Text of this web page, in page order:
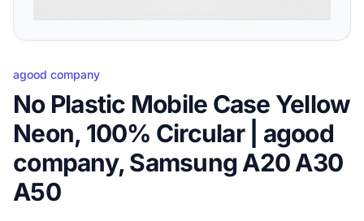
agood company
No Plastic Mobile Case Yellow
Neon, 100% Circular | agood
company, Samsung A20 A30
A50